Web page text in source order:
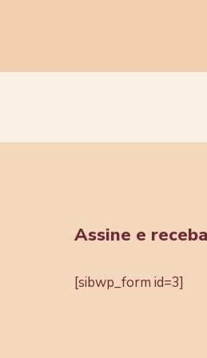
Assine e
[sibwp_form id=3]